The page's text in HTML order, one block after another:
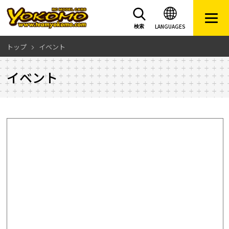
LANGUAGES
検索
トップ イベント
イベント